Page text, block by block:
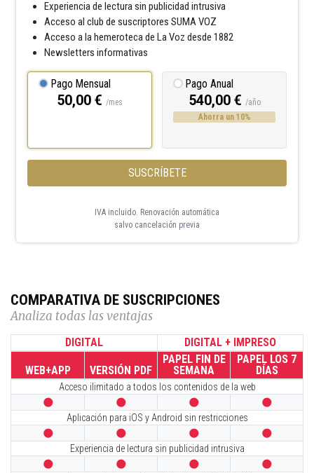
Experiencia de lectura sin publicidad intrusiva
Acceso al club de suscriptores SUMA VOZ
Acceso a la hemeroteca de La Voz desde 1882
Newsletters informativas
Pago Mensual
50,00 € /mes
Pago Anual
540,00 € /año
Ahorra un 10%
SUSCRÍBETE
IVA incluido. Renovación automática
salvo cancelación previa
COMPARATIVA DE SUSCRIPCIONES
Analiza todas las ventajas
DIGITAL DIGITAL + IMPRESO
WEB+APP VERSIÓN PDF
PAPEL FIN DE
SEMANA
PAPEL LOS 7
DÍAS
Acceso ilimitado a todos los contenidos de la web
   
Aplicación para iOS y Android sin restricciones
   
Experiencia de lectura sin publicidad intrusiva
   